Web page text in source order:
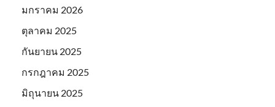
มกราคม 2026
ตุลาคม 2025
กันยายน 2025
กรกฎาคม 2025
มิถุนายน 2025